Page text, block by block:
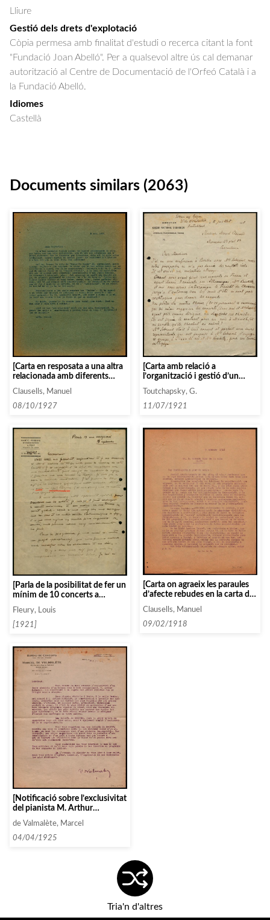
Lliure
Gestió dels drets d'explotació
Còpia permesa amb finalitat d'estudi o recerca citant la font
"Fundació Joan Abelló". Per a qualsevol altre ús cal demanar
autorització al Centre de Documentació de l'Orfeó Català i a
la Fundació Abelló.
Idiomes
Castellà
Documents similars (2063)
[Carta en resposata a una altra
relacionada amb diferents
relacionats amb la revista
«Fulles»]
Clausells, Manuel
08/10/1927
[Carta amb relació a
l’organització i gestió d’un
Toutchapsky, G.
11/07/1921
[Parla de la posibilitat de fer un
mínim de 10 concerts a
proposa parlar amb altres
filarmòniques per ampliar els
Fleury, Louis
[1921]
[Carta on agraeix les paraules
d’afecte rebudes en la carta de
comiat de Díaz de la Sala,
Gonzalo, i confirma que també
l’Associació té previst
Clausells, Manuel
09/02/1918
[Notificació sobre l’exclusivitat
del pianista M. Arthur
Hermelin]
de Valmalète, Marcel
04/04/1925
Tria'n d'altres